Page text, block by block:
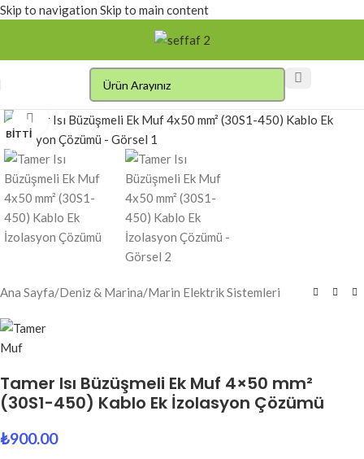
Skip to navigation Skip to main content
BITTI
Click to enlarge
Ana Sayfa/Deniz & Marina/Marin Elektrik Sistemleri
Tamer Isı Büzüşmeli Ek Muf 4×50 mm²
(30S1-450) Kablo Ek İzolasyon Çözümü
₺900.00